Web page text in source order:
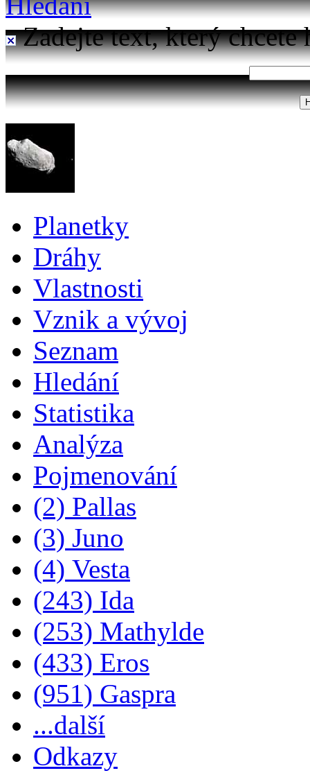
Zadejte text, který chcete
Planetky
Dráhy
Vlastnosti
Vznik a vývoj
Seznam
Hledání
Statistika
Analýza
Pojmenování
(2) Pallas
(3) Juno
(4) Vesta
(243) Ida
(253) Mathylde
(433) Eros
(951) Gaspra
...další
Odkazy